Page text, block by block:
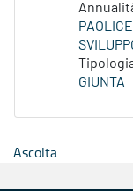
GIUNTA
Ascolta